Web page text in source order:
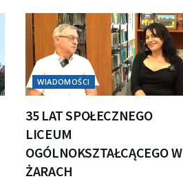
WIADOMOŚCI
35 LAT SPOŁECZNEGO
LICEUM
OGÓLNOKSZTAŁCĄCEGO W
ŻARACH